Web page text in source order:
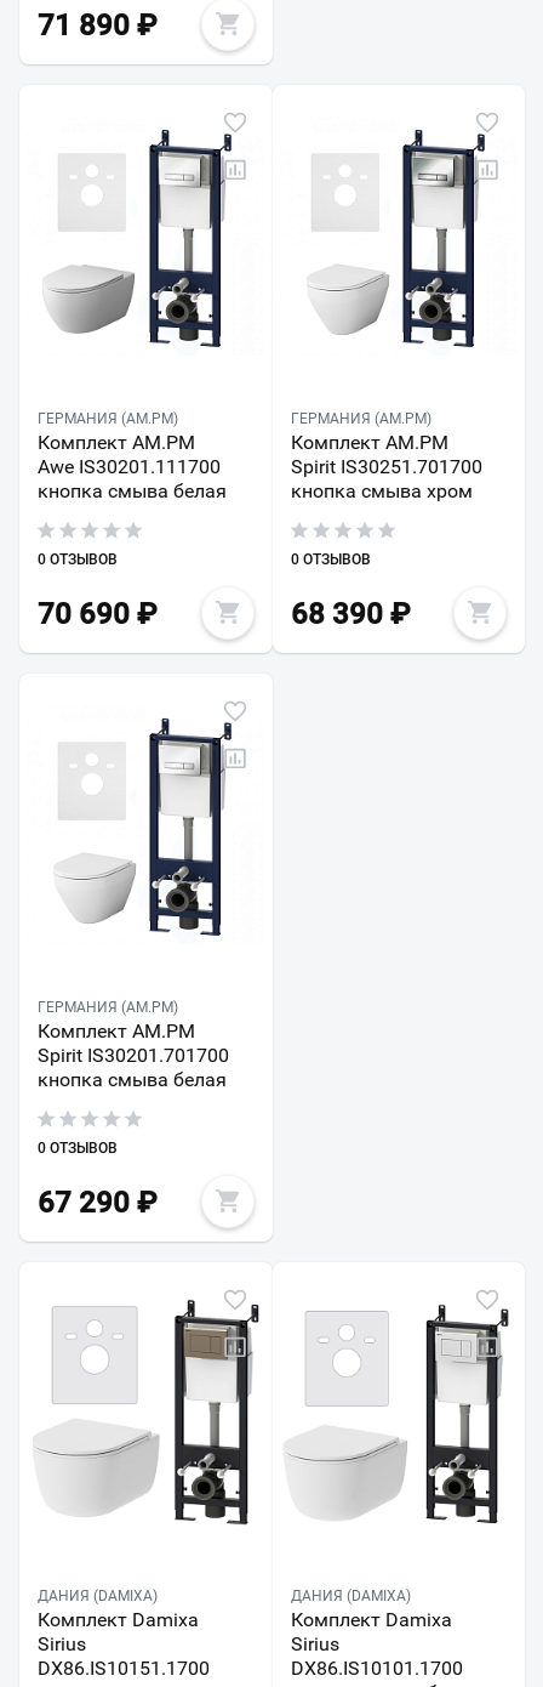
71 890 ₽
ГЕРМАНИЯ (AM.PM)
Комплект AM.PM
Awe IS30201.111700
кнопка смыва белая
0 ОТЗЫВОВ
70 690 ₽
ГЕРМАНИЯ (AM.PM)
Комплект AM.PM
Spirit IS30251.701700
кнопка смыва хром
0 ОТЗЫВОВ
68 390₽
ГЕРМАНИЯ (AM.PM)
Комплект AM.PM
Spirit IS30201.701700
кнопка смыва белая
0 ОТЗЫВОВ
67 290 ₽
ДАНИЯ (DAMIXA)
Комплект Damixa
Sirius
DX86.IS10151.1700
ДАНИЯ (DAMIXA)
Комплект Damixa
Sirius
DX86.IS10101.1700